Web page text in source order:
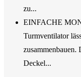
zu...
EINFACHE
Turmventilator
zusammenbauen.
Deckel...